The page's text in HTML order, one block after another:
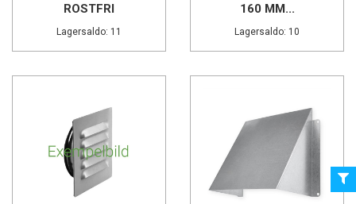
ROSTFRI
Lagersaldo: 11
160 MM...
Lagersaldo: 10